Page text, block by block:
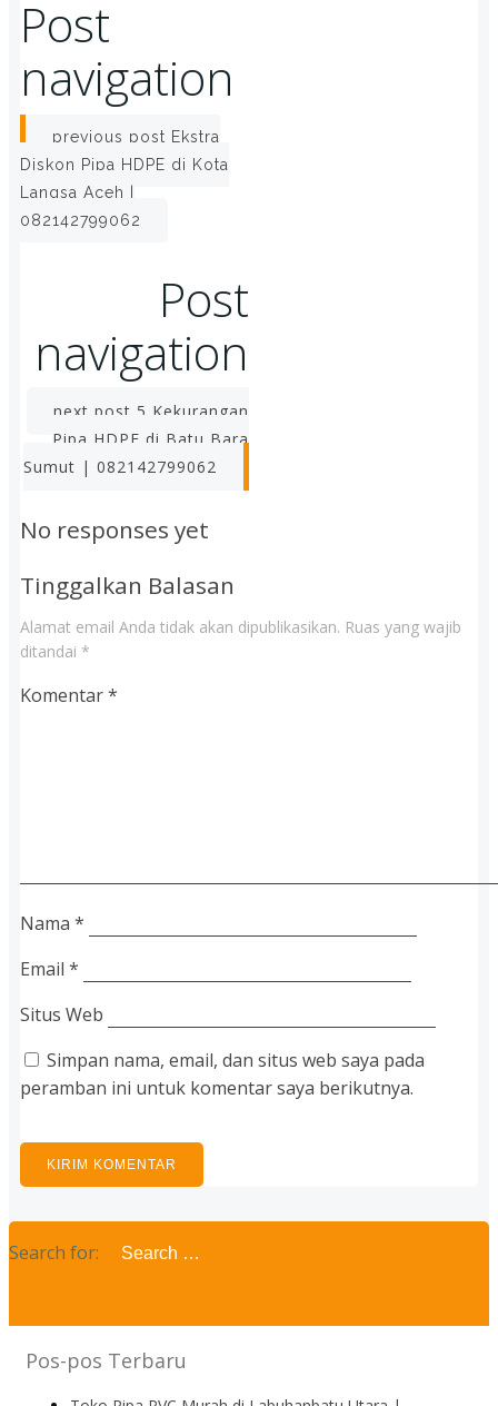
Post
navigation
previous post Ekstra
Diskon Pipa HDPE di Kota
Langsa Aceh |
082142799062
Post
navigation
next post 5 Kekurangan
Pipa HDPE di Batu Bara
Sumut | 082142799062
No responses yet
Tinggalkan Balasan
Alamat email Anda tidak akan dipublikasikan. Ruas yang wajib
ditandai *
Komentar*
Nama *
Email *
Situs Web
Simpan nama, email, dan situs web saya pada
peramban ini untuk komentar saya berikutnya.
Search for:
Pos-pos Terbaru